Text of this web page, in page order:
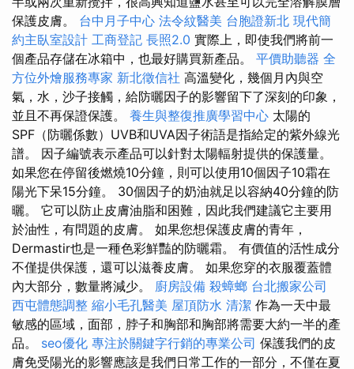
保護皮膚。 台中月子中心 法令紋醫美 台胞證新北 現代簡
約主臥室設計 工商登記 長照2.0 實際上，即使我們將前一
個產品存儲在冰箱中，也最好購買新產品。 平價助聽器 全
方位外燴服務專家 新北徵信社 高溫變化，幾個月內與空
氣，水，沙子接觸，給防曬因子的影響留下了深刻的印象，
並且不再保證保護。 養生與整復推廣學習中心 太陽的
SPF（防曬係數）UVB和UVA因子術語是指給定的紫外線光
譜。 因子編號表示產品可以針對太陽輻射提供的保護量。
如果您在停留後燃燒10分鐘，則可以使用10個因子10霜在
陽光下呆15分鐘。 30個因子的奶油就足以容納40分鐘的防
曬。 它可以防止皮膚油脂和困難，因此我們建議它主要用
於油性，有問題的皮膚。 如果您想保護皮膚的青年，
Dermastir也是一種色彩鮮豔的防曬霜。 有價值的活性成分
不僅提供保護，還可以滋養皮膚。 如果您穿的衣服覆蓋體
內大部分，數量將減少。 廚房設備 殺蟑螂 台北搬家公司
西屯體態調整 縮小毛孔醫美 屋頂防水 清潔 作為一天中最
敏感的區域，面部，脖子和胸部和胸部將需要大約一半的產
品。 seo優化 專注於關鍵字行銷的專業公司 保護我們的皮
膚免受陽光的影響應該是我們日常工作的一部分，不僅在夏